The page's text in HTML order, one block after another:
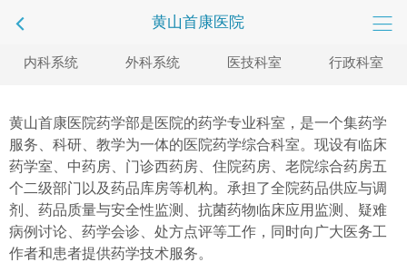
黄山首康医院
内科系统 外科系统 医技科室 行政科室
黄山首康医院药学部是医院的药学专业科室，是一个集药学
服务、科研、教学为一体的医院药学综合科室。现设有临床
药学室、中药房、门诊西药房、住院药房、老院综合药房五
个二级部门以及药品库房等机构。承担了全院药品供应与调
剂、药品质量与安全性监测、抗菌药物临床应用监测、疑难
病例讨论、药学会诊、处方点评等工作，同时向广大医务工
作者和患者提供药学技术服务。